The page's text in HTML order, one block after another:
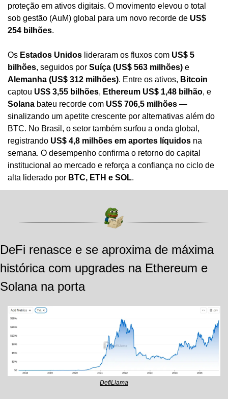
proteção em ativos digitais. O movimento elevou o total
sob gestão (AuM) global para um novo recorde de US$
254 bilhões.
Os Estados Unidos lideraram os fluxos com US$ 5
bilhões, seguidos por Suíça (US$ 563 milhões)
Alemanha (US$ 312 milhões). Entre os ativos, Bitcoin
captou US$ 3,55 bilhões, Ethereum US$ 1,48 bilhão
Solana bateu recorde com US$ 706,5 milhões —
sinalizando um apetite crescente por alternativas além do
BTC. No Brasil, o setor também surfou a onda global,
registrando US$ 4,8 milhões em aportes líquidos na
semana. O desempenho confirma o retorno do capital
institucional ao mercado e reforça a confiança no ciclo de
alta liderado por BTC, ETH e SOL.
DeFi renasce e se aproxima de máxima
histórica com upgrades na Ethereum e
Solana na porta
DefiLlama